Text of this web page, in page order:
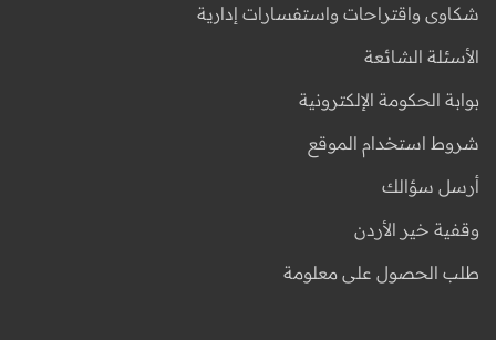
شكاوى واقتراحات واستفسارات إدارية
الأسئلة الشائعة
بوابة الحكومة الإلكترونية
شروط استخدام الموقع
أرسل سؤالك
وقفية خير الأردن
طلب الحصول على معلومة